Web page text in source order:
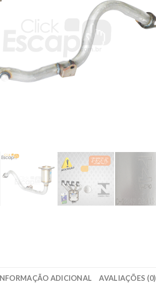
ADICIONAL AVALIAÇÕES (0)